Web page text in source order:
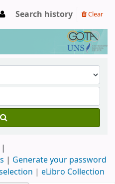
y Turismo
Search history Clear
| Generate your password
| eLibro Collection